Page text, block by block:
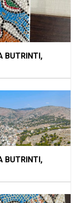
BUTRINTI,
BUTRINTI,